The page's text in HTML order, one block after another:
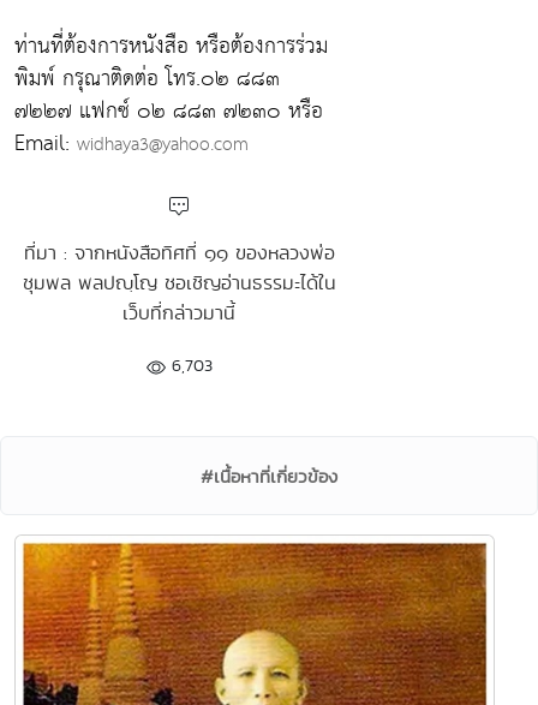
ท่านที่ต้องการหนังสือ หรือต้องการร่วม
พิมพ์ กรุณาติดต่อ โทร.๐๒ ๘๘๓
๗๒๒๗ แฟกซ์ ๐๒ ๘๘๓ ๗๒๓๐ หรือ
Email: widhaya3@yahoo.com
ที่มา : จากหนังสือทิศที่ ๑๑ ของหลวงพ่อ
ชุมพล พลปญฺโญ ชอเชิญอ่านธรรมะได้ใน
เว็บที่กล่าวมานี้
6,703
#เนื้อหาที่เกี่ยวข้อง